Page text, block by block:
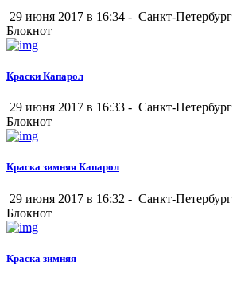
29 июня 2017 в 16:34 - Санкт-Петербург
Блокнот
Краски Капарол
29 июня 2017 в 16:33 - Санкт-Петербург
Блокнот
Краска зимняя Капарол
29 июня 2017 в 16:32 - Санкт-Петербург
Блокнот
Краска зимняя